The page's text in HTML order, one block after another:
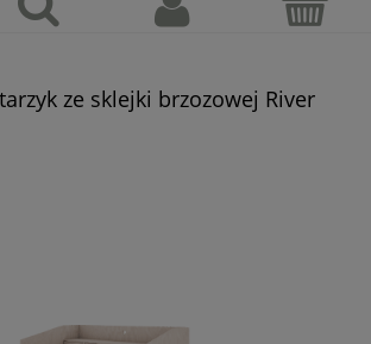
ze sklejki brzozowej River